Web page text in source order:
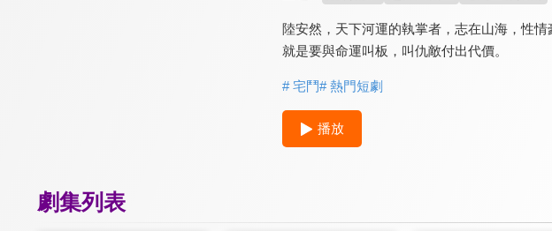
陸安然，天下河運的執掌者，志在山海，性
就是要與命運叫板，叫仇敵付出代價。
# 宅鬥# 熱門短劇
播放
劇集列表